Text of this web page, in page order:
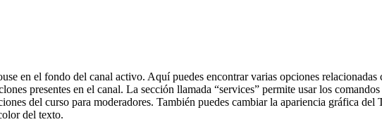
en el fondo del canal activo. Aquí puedes encontrar varias opciones
presentes en el canal. La sección llamada “services” permite usar los
del curso para moderadores. También puedes cambiar la apariencia gráfica
del texto.